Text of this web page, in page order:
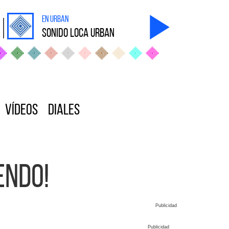
en Urban
sonido Loca Urban
Vídeos Diales
Publicidad
Publicidad